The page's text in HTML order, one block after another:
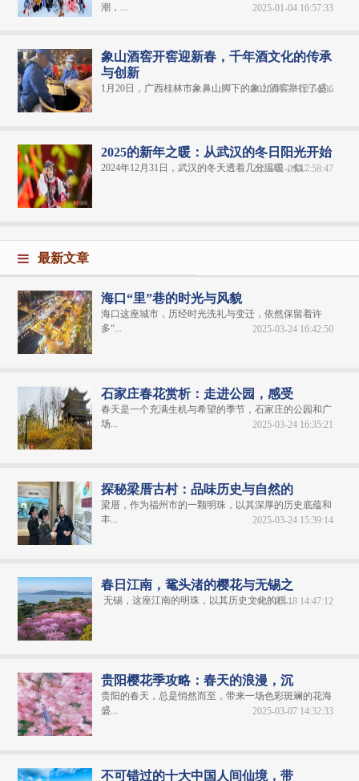
潮，...
2025-01-04 16:57:33
象山酒窖开窖迎新春，千年酒文化的传承
与创新
1月20日，广西桂林市象鼻山脚下的象山酒窖举行了盛...
2025-01-24 02:54:06
2025的新年之暖：从武汉的冬日阳光开始
2024年12月31日，武汉的冬天透着几分温暖，似...
2025-01-09 17:58:47
最新文章
海口“里”巷的时光与风貌
海口这座城市，历经时光洗礼与变迁，依然保留着许
多“...
2025-03-24 16:42:50
石家庄春花赏析：走进公园，感受
春天是一个充满生机与希望的季节，石家庄的公园和广
场...
2025-03-24 16:35:21
探秘梁厝古村：品味历史与自然的
梁厝，作为福州市的一颗明珠，以其深厚的历史底蕴和
丰...
2025-03-24 15:39:14
春日江南，鼋头渚的樱花与无锡之
无锡，这座江南的明珠，以其历史文化的积...2025-03-18 14:47:12
贵阳樱花季攻略：春天的浪漫，沉
贵阳的春天，总是悄然而至，带来一场色彩斑斓的花海
盛...
2025-03-07 14:32:33
不可错过的十大中国人间仙境，带